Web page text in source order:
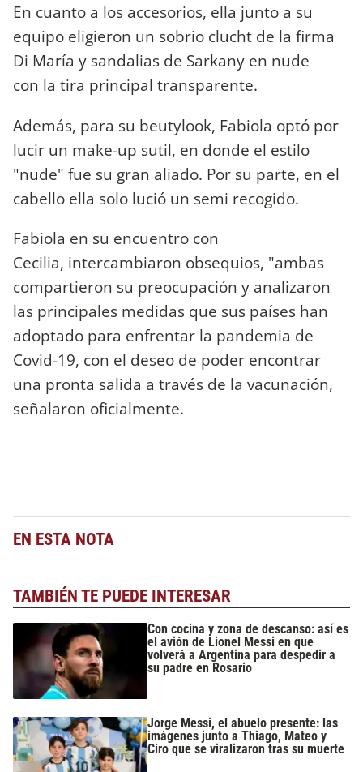
En cuanto a los accesorios, ella junto a su
equipo eligieron un sobrio clucht de la firma
Di María y sandalias de Sarkany en nude
con la tira principal transparente.
Además, para su beutylook, Fabiola optó por
lucir un make-up sutil, en donde el estilo
"nude" fue su gran aliado. Por su parte, en el
cabello ella solo lució un semi recogido.
Fabiola en su encuentro con
Cecilia, intercambiaron obsequios, "ambas
compartieron su preocupación y analizaron
las principales medidas que sus países han
adoptado para enfrentar la pandemia de
Covid-19, con el deseo de poder encontrar
una pronta salida a través de la vacunación,
señalaron oficialmente.
EN ESTA NOTA
TAMBIÉN TE PUEDE INTERESAR
Con cocina y zona de descanso: así es
el avión de Lionel Messi en que
volverá a Argentina para despedir a
su padre en Rosario
Jorge Messi, el abuelo presente: las
imágenes junto a Thiago, Mateo y
Ciro que se viralizaron tras su muerte